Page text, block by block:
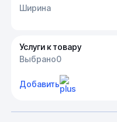
Ширина
Услуги к товару
Выбрано0
Добавить